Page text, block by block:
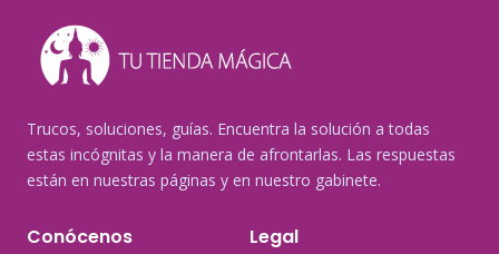
Trucos, soluciones, guías. Encuentra la solución a todas
estas incógnitas y la manera de afrontarlas. Las respuestas
están en nuestras páginas y en nuestro gabinete.
Conócenos Legal